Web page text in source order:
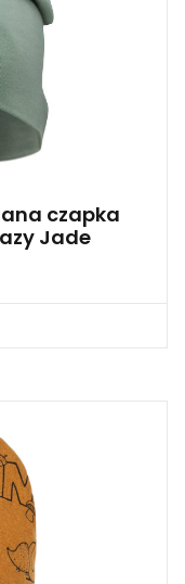
czapka
Jade